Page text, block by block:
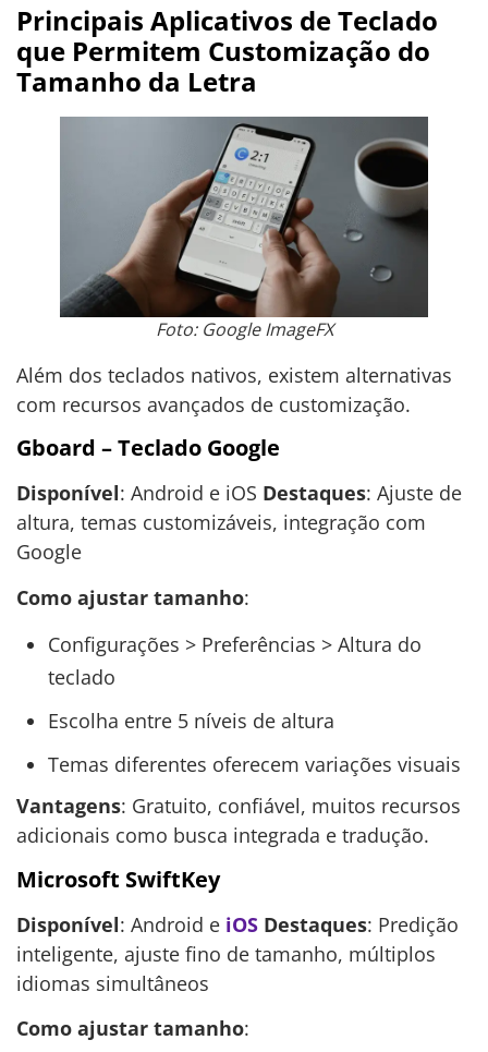
Principais Aplicativos de Teclado
que Permitem Customização do
Tamanho da Letra
Foto: Google ImageFX
Além dos teclados nativos, existem alternativas
com recursos avançados de customização.
Gboard – Teclado Google
Disponível: Android e iOS Destaques: Ajuste de
altura, temas customizáveis, integração com
Google
Como ajustar tamanho:
Configurações > Preferências > Altura do
teclado
Escolha entre 5 níveis de altura
Temas diferentes oferecem variações visuais
Vantagens: Gratuito, confiável, muitos recursos
adicionais como busca integrada e tradução.
Microsoft SwiftKey
Disponível: Android e iOS Destaques: Predição
inteligente, ajuste fino de tamanho, múltiplos
idiomas simultâneos
Como ajustar tamanho: